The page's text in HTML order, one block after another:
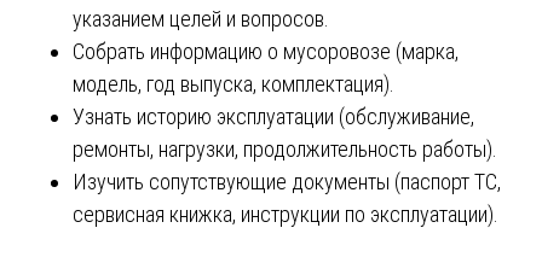
указанием целей и вопросов.
Собрать информацию о мусоровозе (марка,
модель, год выпуска, комплектация).
Узнать историю эксплуатации (обслуживание,
ремонты, нагрузки, продолжительность работы).
Изучить сопутствующие документы (паспорт ТС,
сервисная книжка, инструкции по эксплуатации).